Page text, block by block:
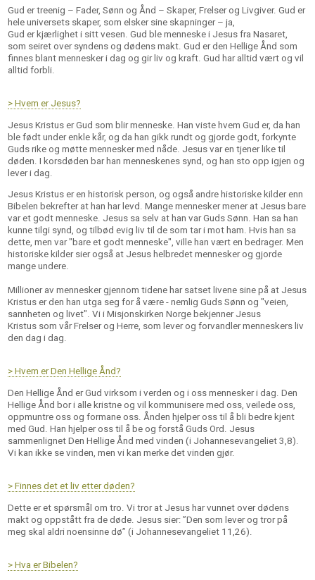
Gud er treenig – Fader, Sønn og Ånd – Skaper, Frelser og Livgiver. Gud er
hele universets skaper, som elsker sine skapninger – ja,
Gud er kjærlighet i sitt vesen. Gud ble menneske i Jesus fra Nasaret,
som seiret over syndens og dødens makt. Gud er den Hellige Ånd som
finnes blant mennesker i dag og gir liv og kraft. Gud har alltid vært og vil
alltid forbli.
> Hvem er Jesus?
Jesus Kristus er Gud som blir menneske. Han viste hvem Gud er, da han
ble født under enkle kår, og da han gikk rundt og gjorde godt, forkynte
Guds rike og møtte mennesker med nåde. Jesus var en tjener like til
døden. I korsdøden bar han menneskenes synd, og han sto opp igjen og
lever i dag.
Jesus Kristus er en historisk person, og også andre historiske kilder enn
Bibelen bekrefter at han har levd. Mange mennesker mener at Jesus bare
var et godt menneske. Jesus sa selv at han var Guds Sønn. Han sa han
kunne tilgi synd, og tilbød evig liv til de som tar i mot ham. Hvis han sa
dette, men var "bare et godt menneske", ville han vært en bedrager. Men
historiske kilder sier også at Jesus helbredet mennesker og gjorde
mange undere.
Millioner av mennesker gjennom tidene har satset livene sine på at Jesus
Kristus er den han utga seg for å være - nemlig Guds Sønn og "veien,
sannheten og livet". Vi i Misjonskirken Norge bekjenner Jesus
Kristus som vår Frelser og Herre, som lever og forvandler menneskers liv
den dag i dag.
> Hvem er Den Hellige Ånd?
Den Hellige Ånd er Gud virksom i verden og i oss mennesker i dag. Den
Hellige Ånd bor i alle kristne og vil kommunisere med oss, veilede oss,
oppmuntre oss og formane oss. Ånden hjelper oss til å bli bedre kjent
med Gud. Han hjelper oss til å be og forstå Guds Ord. Jesus
sammenlignet Den Hellige Ånd med vinden (i Johannesevangeliet 3,8).
Vi kan ikke se vinden, men vi kan merke det vinden gjør.
> Finnes det et liv etter døden?
Dette er et spørsmål om tro. Vi tror at Jesus har vunnet over dødens
makt og oppstått fra de døde. Jesus sier: ”Den som lever og tror på
meg skal aldri noensinne dø” (i Johannesevangeliet 11,26).
> Hva er Bibelen?